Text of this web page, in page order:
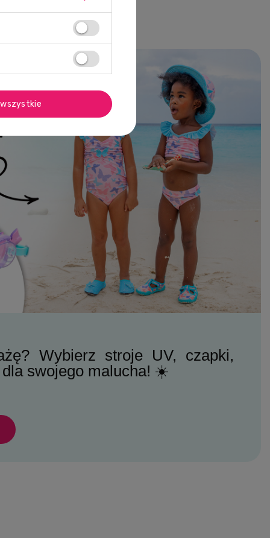
Wybierz stroje UV, czapki,
swojego malucha! ☀️